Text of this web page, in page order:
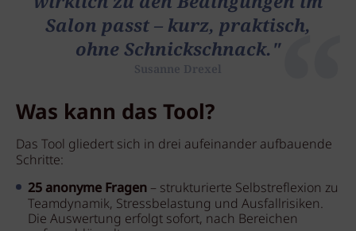
Salon passt – kurz, praktisch,
ohne Schnickschnack."
Susanne Drexel
Was kann das Tool?
Das Tool gliedert sich in drei aufeinander aufbauende
Schritte:
25 anonyme Fragen – strukturierte Selbstreflexion zu
Teamdynamik, Stressbelastung und Ausfallrisiken.
Die Auswertung erfolgt sofort, nach Bereichen